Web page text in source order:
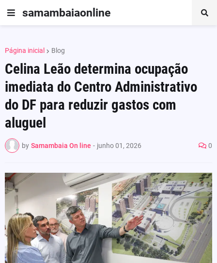
samambaiaonline
Página inicial Blog
Celina Leão determina ocupação
imediata do Centro Administrativo
do DF para reduzir gastos com
aluguel
by Samambaia On line - junho 01, 2026 0